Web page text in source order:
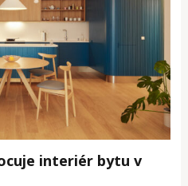
interiér bytu v